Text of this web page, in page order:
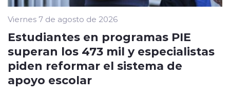
Viernes 7 de agosto de 2026
Estudiantes en programas PIE
superan los 473 mil y especialistas
piden reformar el sistema de
apoyo escolar